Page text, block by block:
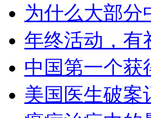
为什么大部分
年终活动，有
中国第一个获
美国医生破案